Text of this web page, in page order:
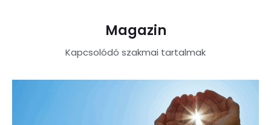
Magazin
Kapcsolódó szakmai tartalmak